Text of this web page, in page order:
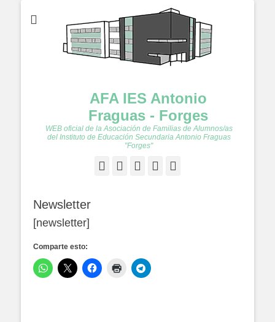
AFA IES Antonio
Fraguas - Forges
WEB oficial de la Asociación de Familias de Alumnos/as
del Instituto de Educación Secundaria Antonio Fraguas
"Forges"
Facebook
Twitter
Feed YouTube
Newsletter
[newsletter]
Comparte esto: